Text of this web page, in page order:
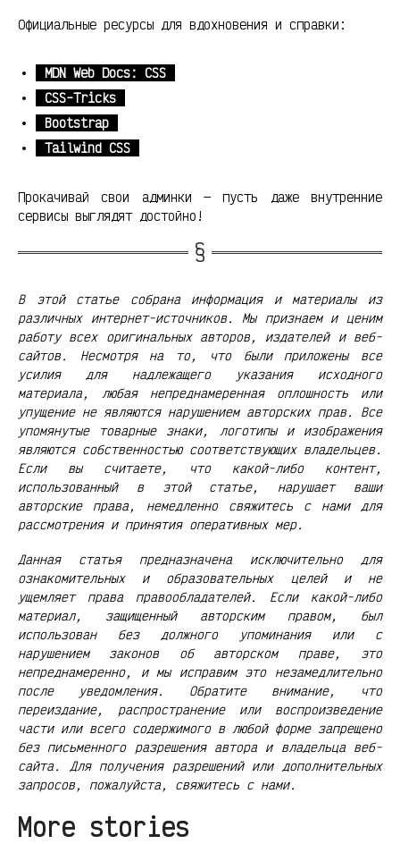
Официальные ресурсы для вдохновения и справки:
MDN Web Docs: CSS
CSS-Tricks
Bootstrap
Tailwind CSS
Прокачивай свои админки — пусть даже внутренние
сервисы выглядят достойно!
В этой статье собрана информация и материалы из
различных интернет-источников. Мы признаем и ценим
работу всех оригинальных авторов, издателей и веб-
сайтов. Несмотря на то, что были приложены все
усилия для надлежащего указания исходного
материала, любая непреднамеренная оплошность или
упущение не являются нарушением авторских прав. Все
упомянутые товарные знаки, логотипы и изображения
являются собственностью соответствующих владельцев.
Если вы считаете, что какой-либо контент,
использованный в этой статье, нарушает ваши
авторские права, немедленно свяжитесь с нами для
рассмотрения и принятия оперативных мер.
Данная статья предназначена исключительно для
ознакомительных и образовательных целей и не
ущемляет права правообладателей. Если какой-либо
материал, защищенный авторским правом, был
использован без должного упоминания или с
нарушением законов об авторском праве, это
непреднамеренно, и мы исправим это незамедлительно
после уведомления. Обратите внимание, что
переиздание, распространение или воспроизведение
части или всего содержимого в любой форме запрещено
без письменного разрешения автора и владельца веб-
сайта. Для получения разрешений или дополнительных
запросов, пожалуйста, свяжитесь с нами.
More stories